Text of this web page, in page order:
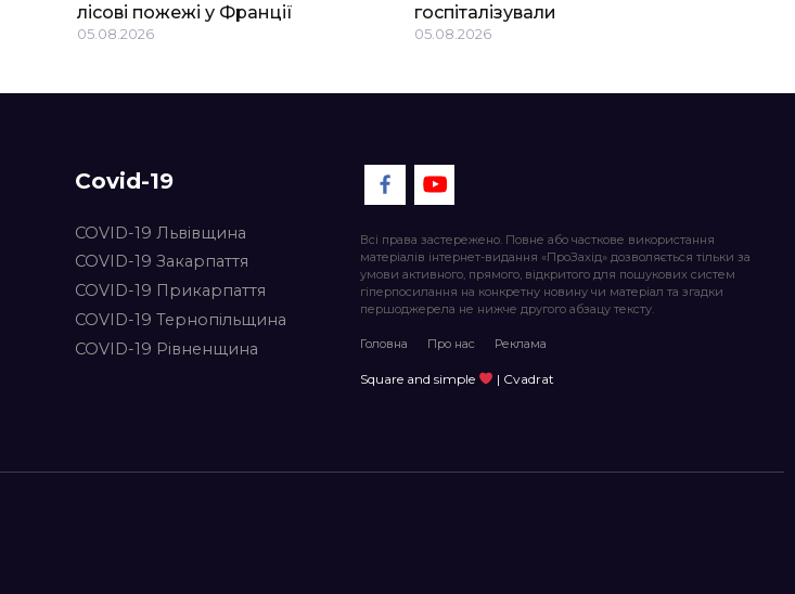
лісові пожежі у Франції
05.08.2026
госпіталізували
05.08.2026
Covid-19
COVID-19 Львівщина
COVID-19 Закарпаття
COVID-19 Прикарпаття
COVID-19 Тернопільщина
COVID-19 Рівненщина
Всі права застережено. Повне або часткове використання
матеріалів інтернет-видання «ПроЗахід» дозволяється тільки за
умови активного, прямого, відкритого для пошукових систем
гіперпосилання на конкретну новину чи матеріал та згадки
першоджерела не нижче другого абзацу тексту.
Головна Про нас Реклама
Square and simple | Cvadrat